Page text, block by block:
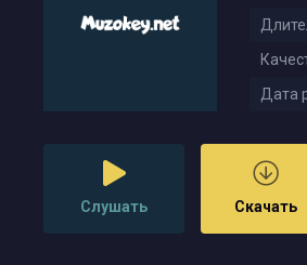
Дата
Слушать Скачать